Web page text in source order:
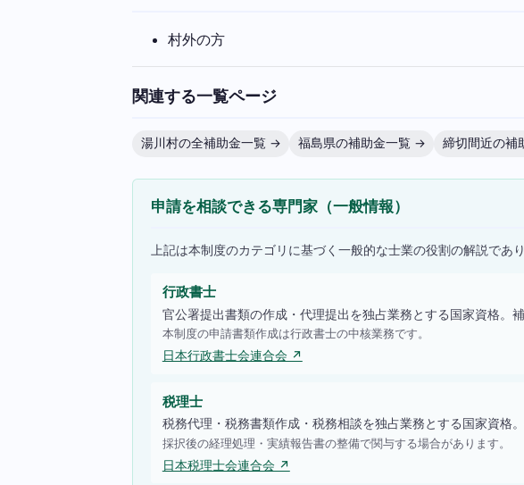
村外の方
関連する一覧ページ
湯川村の全補助金一覧 → 福島県の補助金一覧 → 締切間近の補
申請を相談できる専門家（一般情報）
上記は本制度のカテゴリに基づく一般的な士業の役割の解説であ
行政書士
官公署提出書類の作成・代理提出を独占業務とする国家資格。
本制度の申請書類作成は行政書士の中核業務です。
日本行政書士会連合会 ↗
税理士
税務代理・税務書類作成・税務相談を独占業務とする国家資格
採択後の経理処理・実績報告書の整備で関与する場合があります。
日本税理士会連合会 ↗